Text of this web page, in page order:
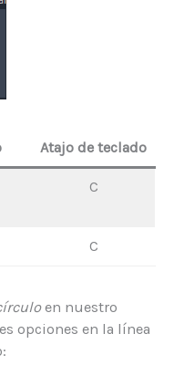
Atajo de teclado
C
C
en nuestro
opciones en la línea